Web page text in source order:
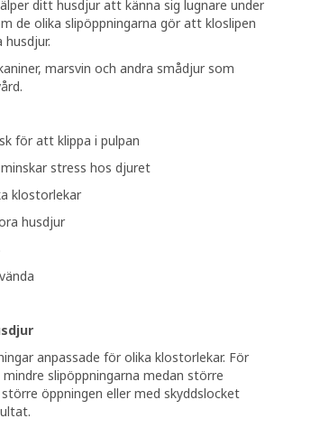
ditt husdjur att känna sig lugnare under
de olika slipöppningarna gör att kloslipen
marsvin och andra smådjur som
för att klippa i pulpan
stress hos djuret
klostorlekar
husdjur
anpassade för olika klostorlekar. För
slipöppningarna medan större
öppningen eller med skyddslocket